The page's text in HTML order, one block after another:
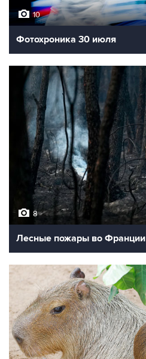
10
Фотохроника 30 июля
8
Лесные пожары во Франции